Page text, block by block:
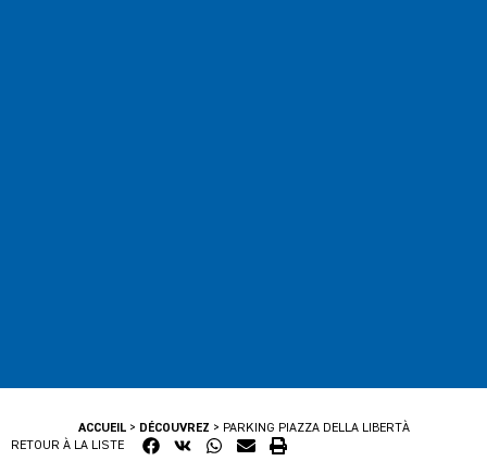
ACCUEIL> DÉCOUVREZ > PARKING PIAZZA DELLA LIBERTÀ
RETOUR À LA LISTE